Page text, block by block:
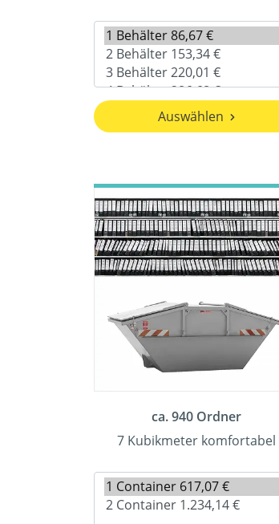
Auswählen
ca. 940 Ordner
7 Kubikmeter komfortabel